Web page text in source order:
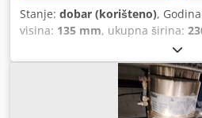
Stanje: dobar (korišteno),
visina: 135 mm, ukupna širina:
30 kg,